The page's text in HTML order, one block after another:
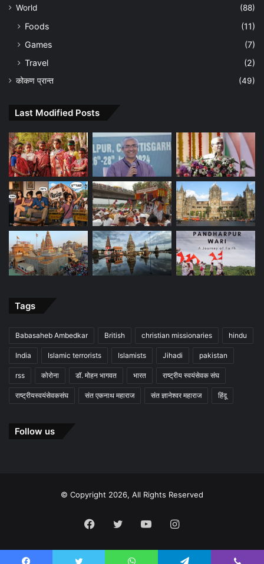
World
(88)
Foods
(11)
Games
(7)
Travel
(2)
कोकण प्रान्त (49)
Last Modified Posts
Tags
Babasaheb Ambedkar British christian missionaries hindu
India Islamic terrorists Islamists Jihadi pakistan
rss कोरोना डॉ. मोहन भागवत भारत राष्ट्रीय स्वयंसेवक संघ
राष्ट्रीयस्वयंसेवकसंघ संत एकनाथ महाराज संत ज्ञानेश्वर महाराज हिंदू
Follow us
© Copyright 2026, All Rights Reserved
Facebook
TwitterYouTubeInstagram